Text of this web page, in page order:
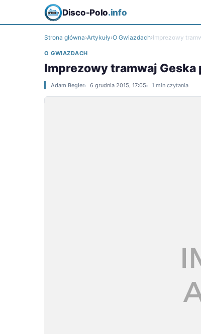
Disco-Polo.info
Strona główna›Artykuły›O Gwiazdach›Imprezowy
O GWIAZDACH
Imprezowy tramwaj
Adam Begier 6 grudnia 2015, 17:05 1 min czytania